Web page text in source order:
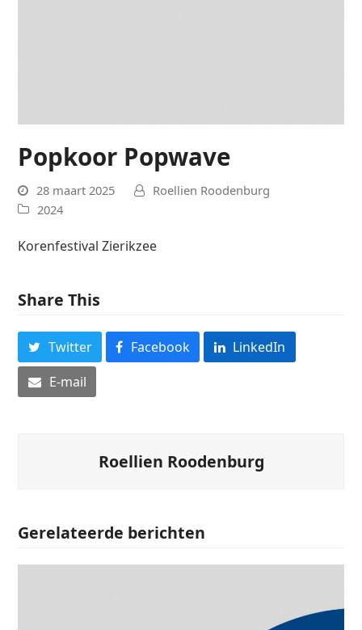
Popkoor Popwave
28 maart 2025
Roellien Roodenburg
2024
Korenfestival Zierikzee
Share This
Twitter Facebook
LinkedIn
E-mail
Roellien Roodenburg
Gerelateerde berichten